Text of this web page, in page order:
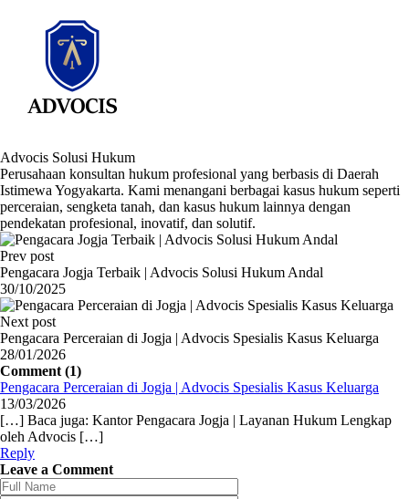
Advocis Solusi Hukum
Perusahaan konsultan hukum profesional yang berbasis di Daerah
Istimewa Yogyakarta. Kami menangani berbagai kasus hukum seperti
perceraian, sengketa tanah, dan kasus hukum lainnya dengan
pendekatan profesional, inovatif, dan solutif.
Prev post
Pengacara Jogja Terbaik | Advocis Solusi Hukum Andal
30/10/2025
Next post
Pengacara Perceraian di Jogja | Advocis Spesialis Kasus Keluarga
28/01/2026
Comment (1)
Pengacara Perceraian di Jogja | Advocis Spesialis Kasus Keluarga
13/03/2026
[…] Baca juga: Kantor Pengacara Jogja | Layanan Hukum Lengkap
oleh Advocis […]
Reply
Leave a Comment